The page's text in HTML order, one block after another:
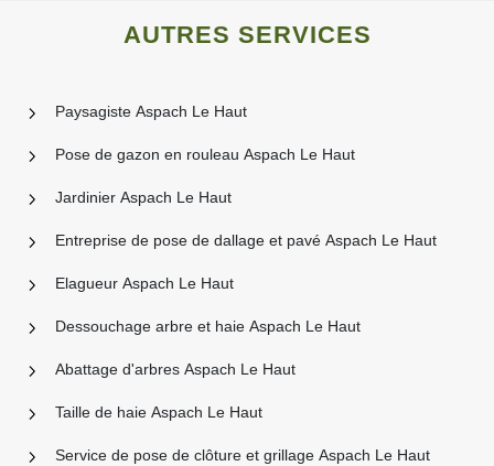
AUTRES SERVICES
Paysagiste Aspach Le Haut
Pose de gazon en rouleau Aspach Le Haut
Jardinier Aspach Le Haut
Entreprise de pose de dallage et pavé Aspach Le Haut
Elagueur Aspach Le Haut
Dessouchage arbre et haie Aspach Le Haut
Abattage d'arbres Aspach Le Haut
Taille de haie Aspach Le Haut
Service de pose de clôture et grillage Aspach Le Haut